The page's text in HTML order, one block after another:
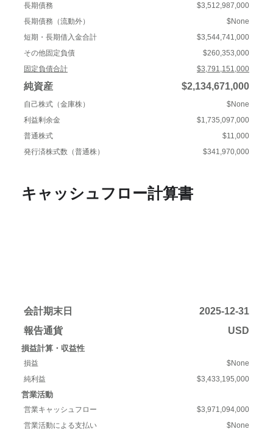
長期債務
$3,512,987,000
長期債務（流動外）
$None
短期・長期借入金合計
$3,544,741,000
その他固定負債
$260,353,000
固定負債合計
$3,791,151,000
純資産 $2,134,671,000
自己株式（金庫株）
$None
利益剰余金
$1,735,097,000
普通株式
$11,000
発行済株式数（普通株）
$341,970,000
キャッシュフロー計算書
会計期末日
2025-12-31
報告通貨
USD
損益計算・収益性
損益
$None
純利益
$3,433,195,000
営業活動
営業キャッシュフロー
$3,971,094,000
営業活動による支払い
$None